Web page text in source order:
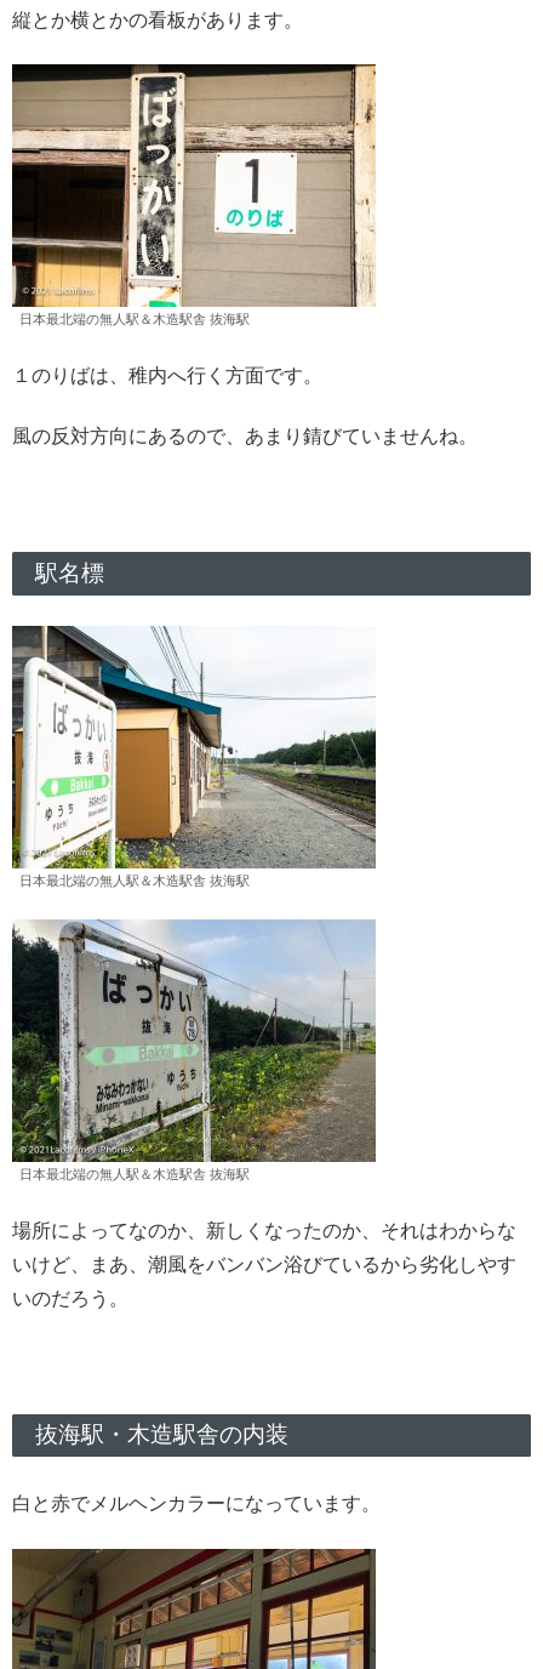
縦とか横とかの看板があります。
日本最北端の無人駅＆木造駅舎 抜海駅
１のりばは、稚内へ行く方面です。
風の反対方向にあるので、あまり錆びていませんね。
駅名標
日本最北端の無人駅＆木造駅舎 抜海駅
日本最北端の無人駅＆木造駅舎 抜海駅
場所によってなのか、新しくなったのか、それはわからな
いけど、まあ、潮風をバンバン浴びているから劣化しやす
いのだろう。
抜海駅・木造駅舎の内装
白と赤でメルヘンカラーになっています。